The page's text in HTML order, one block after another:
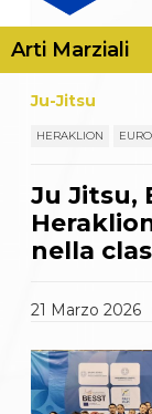
Ju-Jitsu
HERAKLION
Ju Jitsu,
nella
21 Marzo2026